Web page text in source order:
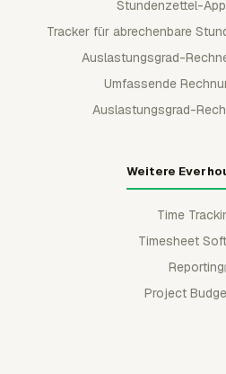
Stundenzettel-
Tracker für abrechenbare
Auslastungsgrad-
Umfassende
Auslastungsgrad-
Weitere
Time
Timesheet
Reporting
Project